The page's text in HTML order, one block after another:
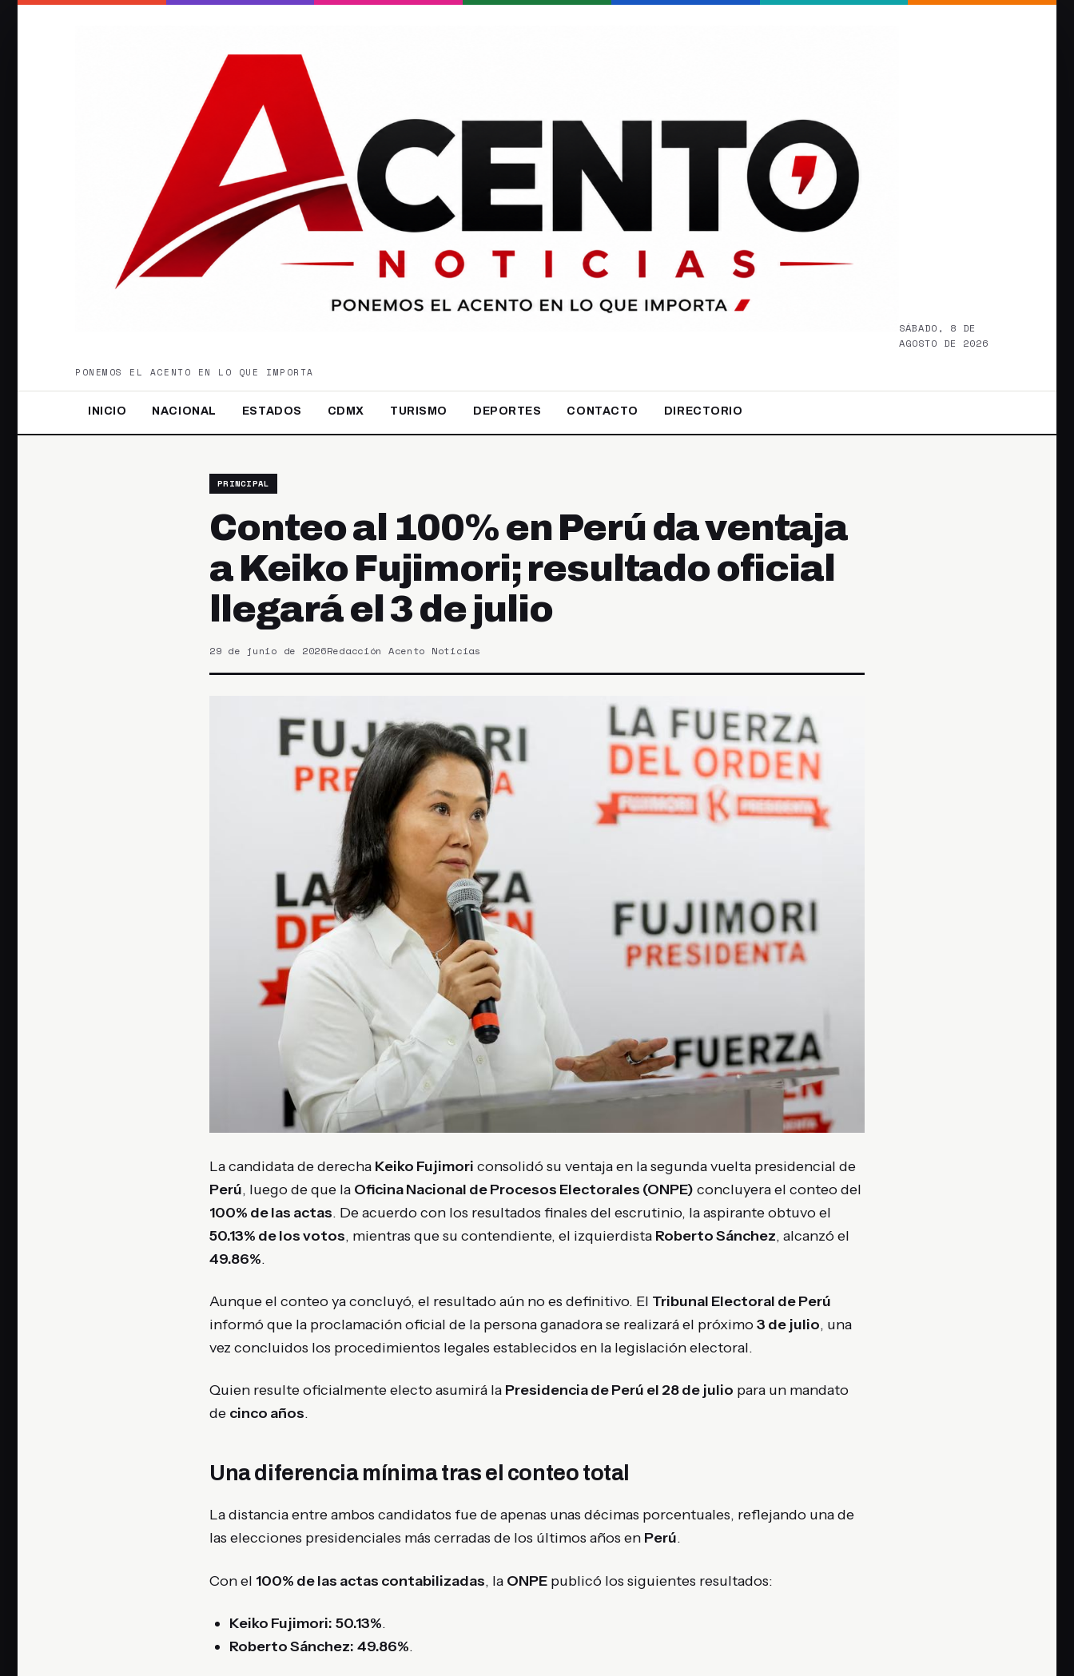
SÁBADO, 8 DE
AGOSTO DE 2026
PONEMOS EL ACENTO EN LO QUE IMPORTA
INICIO NACIONAL ESTADOS CDMX TURISMO DEPORTES CONTACTO DIRECTORIO
PRINCIPAL
Conteo al 100% en Perú da ventaja
a Keiko Fujimori; resultado oficial
llegará el 3 de julio
29 de junio de 2026Redacción Acento Noticias
La candidata de derecha Keiko Fujimori consolidó su ventaja en la segunda vuelta presidencial de
Perú, luego de que la Oficina Nacional de Procesos Electorales (ONPE) concluyera el conteo del
100% de las actas. De acuerdo con los resultados finales del escrutinio, la aspirante obtuvo el
50.13% de los votos, mientras que su contendiente, el izquierdista Roberto Sánchez, alcanzó el
49.86%.
Aunque el conteo ya concluyó, el resultado aún no es definitivo. El Tribunal Electoral de Perú
informó que la proclamación oficial de la persona ganadora se realizará el próximo3 de julio, una
vez concluidos los procedimientos legales establecidos en la legislación electoral.
Quien resulte oficialmente electo asumirá la Presidencia de Perú el 28 de julio para un mandato
de cinco años.
Una diferencia mínima tras el conteo total
La distancia entre ambos candidatos fue de apenas unas décimas porcentuales, reflejando una de
las elecciones presidenciales más cerradas de los últimos años en Perú.
Con el 100% de las actas contabilizadas, la ONPE publicó los siguientes resultados:
Keiko Fujimori: 50.13%.
Roberto Sánchez: 49.86%.